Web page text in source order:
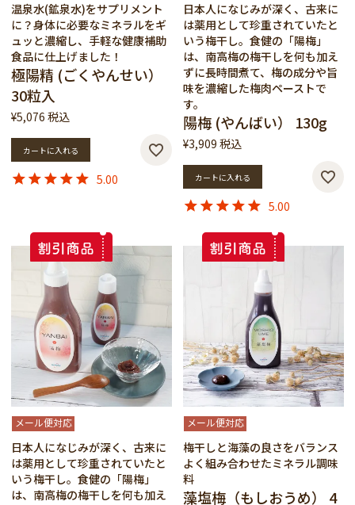
温泉水(鉱泉水)をサプリメント
に？身体に必要なミネラルをギ
ュッと濃縮し、手軽な健康補助
食品に仕上げました！
極陽精 (ごくやんせい）
30粒入
¥5,076 税込
カートに入れる
5.00
日本人になじみが深く、古来に
は薬用として珍重されていたと
いう梅干し。食健の「陽梅」
は、南高梅の梅干しを何も加え
ずに長時間煮て、梅の成分や旨
味を濃縮した梅肉ペーストで
す。
陽梅 (やんばい） 130g
¥3,909 税込
カートに入れる
5.00
メール便対応
日本人になじみが深く、古来に
は薬用として珍重されていたと
いう梅干し。食健の「陽梅」
は、南高梅の梅干しを何も加え
メール便対応
梅干しと海藻の良さをバランス
よく組み合わせたミネラル調味
料
藻塩梅（もしおうめ） 4